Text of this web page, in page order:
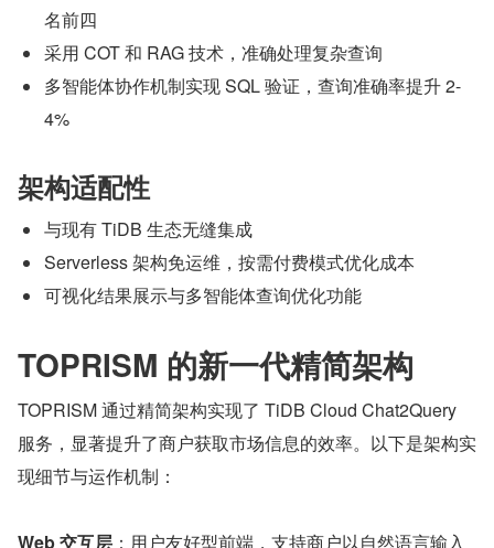
名前四
采用 COT 和 RAG 技术，准确处理复杂查询
多智能体协作机制实现 SQL 验证，查询准确率提升 2-
4%
架构适配性
与现有 TiDB 生态无缝集成
Serverless 架构免运维，按需付费模式优化成本
可视化结果展示与多智能体查询优化功能
TOPRISM 的新一代精简架构
TOPRISM 通过精简架构实现了 TiDB Cloud Chat2Query
服务，显著提升了商户获取市场信息的效率。以下是架构实
现细节与运作机制：
Web 交互层 ​：用户友好型前端，支持商户以自然语言输入